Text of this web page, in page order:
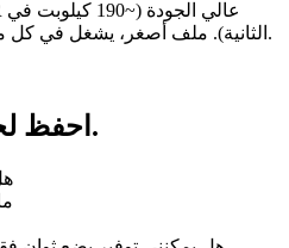
الثانية). ملف أصغر، يشغل في كل مكان يوجد فيه مشغل موسيقى.
احفظ الأسئلة الشائعة.